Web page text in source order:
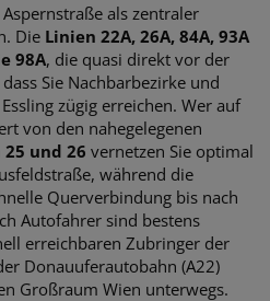
als zentraler
Die Linien 22A, 26A, 84A, 93A
98A, die quasi direkt vor der
Sie Nachbarbezirke und
zügig erreichen. Wer auf
von den nahegelegenen
und 26 vernetzen Sie optimal
während die
Querverbindung bis nach
Autofahrer sind bestens
erreichbaren Zubringer der
Donauuferautobahn (A22)
Großraum Wien unterwegs.